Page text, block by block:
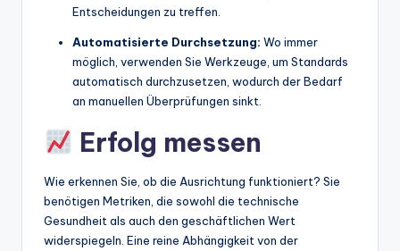
Entscheidungen zu treffen.
Automatisierte Durchsetzung: Wo immer
möglich, verwenden Sie Werkzeuge, um Standards
automatisch durchzusetzen, wodurch der Bedarf
an manuellen Überprüfungen sinkt.
Erfolg messen
Wie erkennen Sie, ob die Ausrichtung funktioniert? Sie
benötigen Metriken, die sowohl die technische
Gesundheit als auch den geschäftlichen Wert
widerspiegeln. Eine reine Abhängigkeit von der